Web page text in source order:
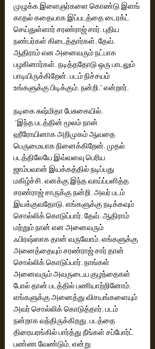
முழுக்க இளைஞர்களை கொண்டு இளங்
காதல் கதையாக இப்படத்தை டைரக்ட்
செய்துள்ளார் சரண்ராஜ் சார். புதிய
நண்பர்கள் கிடைத்தார்கள். தேவ்,
ஆதிராம் என அனைவரும் நட்பாக
பழகினார்கள். நடித்ததோடு ஒரு பாடலும்
பாடியிருக்கிறேன். படம் நிச்சயம்
உங்களுக்கு பிடிக்கும், நன்றி.” என்றார்.
நடிகை சுஷ்மிதா பேசுகையில்,
ஹீரோயினாக அறிமுகம் ஆவதை
பெருமையாக நினைக்கிறேன். முதல்
படத்திலேயே இவ்வளவு பெரிய
ஜாம்பவான் இயக்கத்தில் நடிப்பது
மகிழ்ச்சி. எனக்கு இந்த வாய்ப்பளித்த
சரண்ராஜ் சாருக்கு நன்றி. அவர் படம்
இயக்குவதோடு, எங்களுக்கு நடிக்கவும்
சொல்லிக் கொடுப்பார். தேவ், ஆதிராம்
மற்றும் நான் என அனைவரும்
ஃபிரஷ்ஸாக தான் வருவோம், எங்களுக்கு
அனைத்தையும் சரண்ராஜ் சார் தான்
சொல்லிக் கொடுப்பார். நாங்கள்
அனைவரும் அவருடைய குழந்தைகள்
போல் தான் படத்தில் பணியாற்றினோம்.
எங்களுக்கு அனைத்து விசயங்களையும்
அவர் சொல்லிக் கொடுத்தார். படம்
நன்றாக வந்திருக்கிறது. படத்தை
திரையரங்கில் பார்த்து நீங்கள் சப்போர்ட்
பண்ண வேண்டும், என்று